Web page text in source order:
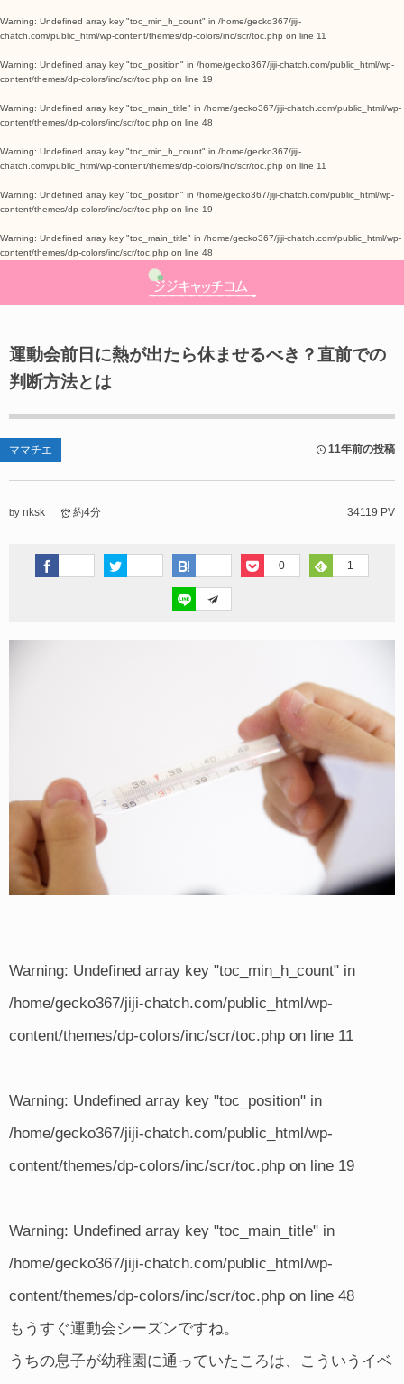
Warning: Undefined array key "toc_min_h_count" in /home/gecko367/jiji-
chatch.com/public_html/wp-content/themes/dp-colors/inc/scr/toc.php on line 11
Warning: Undefined array key "toc_position" in /home/gecko367/jiji-chatch.com/public_html/wp-
content/themes/dp-colors/inc/scr/toc.php on line 19
Warning: Undefined array key "toc_main_title" in /home/gecko367/jiji-chatch.com/public_html/wp-
content/themes/dp-colors/inc/scr/toc.php on line 48
Warning: Undefined array key "toc_min_h_count" in /home/gecko367/jiji-
chatch.com/public_html/wp-content/themes/dp-colors/inc/scr/toc.php on line 11
Warning: Undefined array key "toc_position" in /home/gecko367/jiji-chatch.com/public_html/wp-
content/themes/dp-colors/inc/scr/toc.php on line 19
Warning: Undefined array key "toc_main_title" in /home/gecko367/jiji-chatch.com/public_html/wp-
content/themes/dp-colors/inc/scr/toc.php on line 48
運動会前日に熱が出たら休ませるべき？直前での
判断方法とは
ママチエ 11年前の投稿
by nksk 34119 PV
約4分
0 1
Warning: Undefined array key "toc_min_h_count" in
/home/gecko367/jiji-chatch.com/public_html/wp-
content/themes/dp-colors/inc/scr/toc.php on line 11
Warning: Undefined array key "toc_position" in
/home/gecko367/jiji-chatch.com/public_html/wp-
content/themes/dp-colors/inc/scr/toc.php on line 19
Warning: Undefined array key "toc_main_title" in
/home/gecko367/jiji-chatch.com/public_html/wp-
content/themes/dp-colors/inc/scr/toc.php on line 48
もうすぐ運動会シーズンですね。
うちの息子が幼稚園に通っていたころは、こういうイベ